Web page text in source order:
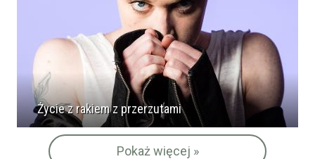
Życie z rakiem z przerzutami
Pokaż więcej »